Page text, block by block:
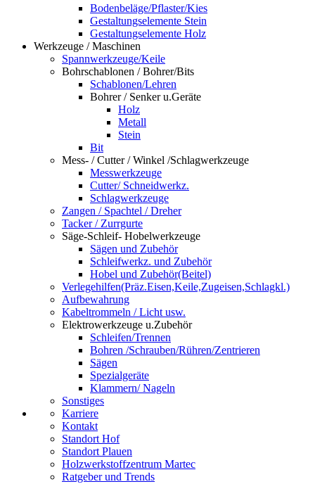
Bodenbeläge/Pflaster/Kies
Gestaltungselemente Stein
Gestaltungselemente Holz
Werkzeuge / Maschinen
Spannwerkzeuge/Keile
Bohrschablonen / Bohrer/Bits
Schablonen/Lehren
Bohrer / Senker u.Geräte
Holz
Metall
Stein
Bit
Mess- / Cutter / Winkel /Schlagwerkzeuge
Messwerkzeuge
Cutter/ Schneidwerkz.
Schlagwerkzeuge
Zangen / Spachtel / Dreher
Tacker / Zurrgurte
Säge-Schleif- Hobelwerkzeuge
Sägen und Zubehör
Schleifwerkz. und Zubehör
Hobel und Zubehör(Beitel)
Verlegehilfen(Präz.Eisen,Keile,Zugeisen,Schlagkl.)
Aufbewahrung
Kabeltrommeln / Licht usw.
Elektrowerkzeuge u.Zubehör
Schleifen/Trennen
Bohren /Schrauben/Rühren/Zentrieren
Sägen
Spezialgeräte
Klammern/ Nageln
Sonstiges
Karriere
Kontakt
Standort Hof
Standort Plauen
Holzwerkstoffzentrum Martec
Ratgeber und Trends